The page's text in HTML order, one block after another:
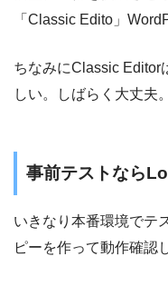
「Classic Edito」
ちなみにClassic Editor
しい。しばらく大丈夫。
事前テストなら
いきなり本番環境でテ
ピーを作って動作確認